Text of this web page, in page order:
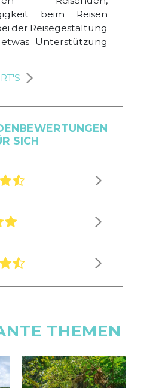
beim Reisen
der Reisegestaltung
Unterstützung
SICH
on 1,234 ratings
on 1,234 ratings
on 1,234 ratings
THEMEN